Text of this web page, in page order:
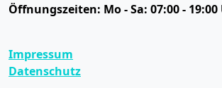
Öffnungszeiten: Mo - Sa: 07:00 -
Impressum
Datenschutz